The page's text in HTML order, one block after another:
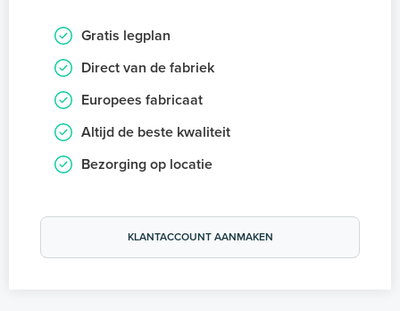
Gratis legplan
Direct van de fabriek
Europees fabricaat
Altijd de beste kwaliteit
Bezorging op locatie
KLANTACCOUNT AANMAKEN